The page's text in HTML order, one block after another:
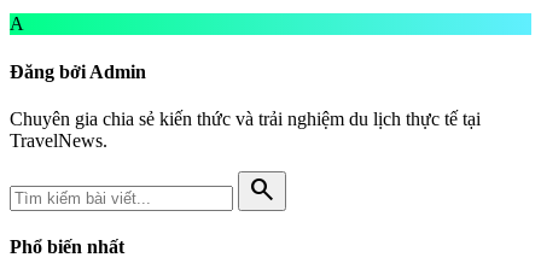
A
Đăng bởi Admin
Chuyên gia chia sẻ kiến thức và trải nghiệm du lịch thực tế tại
TravelNews.
search
Phổ biến nhất